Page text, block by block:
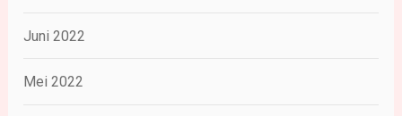
Juni 2022
Mei 2022